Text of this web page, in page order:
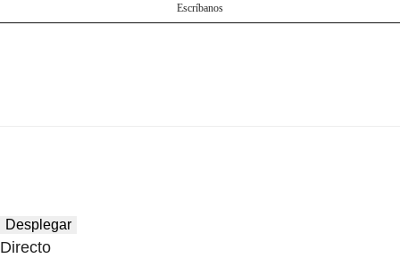
Escríbanos
Desplegar
Directo